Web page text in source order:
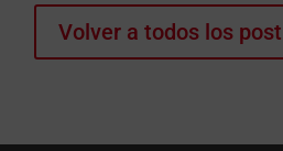
Volver a todos los post